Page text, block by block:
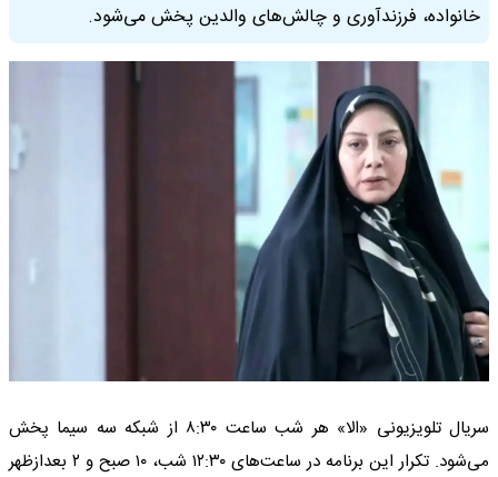
خانواده، فرزندآوری و چالش‌های والدین پخش می‌شود.
سریال تلویزیونی «الا» هر شب ساعت ۸:۳۰ از شبکه سه سیما پخش
می‌شود. تکرار این برنامه در ساعت‌های ۱۲:۳۰ شب، ۱۰ صبح و ۲ بعدازظهر